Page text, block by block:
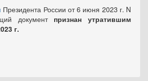
Президента России от 6 июня 2023 г. N
документпризнан утратившим
г.